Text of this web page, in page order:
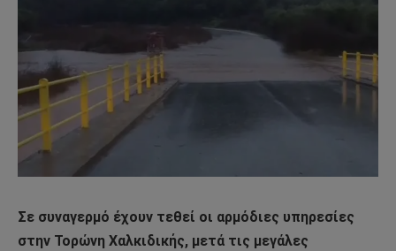
Σε συναγερμό έχουν τεθεί οι αρμόδιες υπηρεσίες
στην Τορώνη Χαλκιδικής, μετά τις μεγάλες